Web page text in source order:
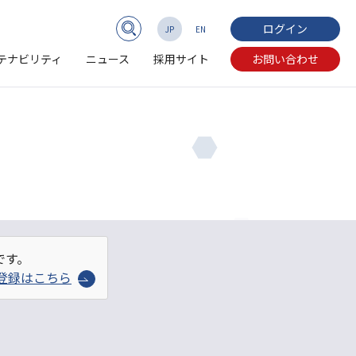
JP EN
ログイン
ナビリティ ニュース 採用サイト お問い合わせ
。
録はこちら